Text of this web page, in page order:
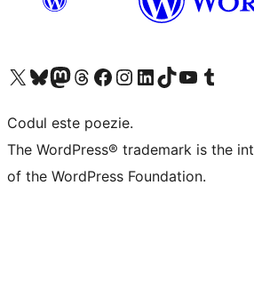
Mergi la contul nostru X (fost Twitter)
Vizitează contul nostru Bluesky
Vizitează contul nostru Mastodon
Vizitează contul nostru Threads
Vizitează pagina noastră Facebook
Vizitează-ne pe Instagram
Vizitează-ne pe LinkedIn
Vizitează contul nostru TikTok
Vizitează canalul nostru YouTube
Vizitează contul nostru Tumblr
Codul este poezie.
The WordPress® trademark is the
of the WordPress Foundation.